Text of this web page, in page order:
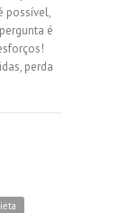
possível,
é
perda